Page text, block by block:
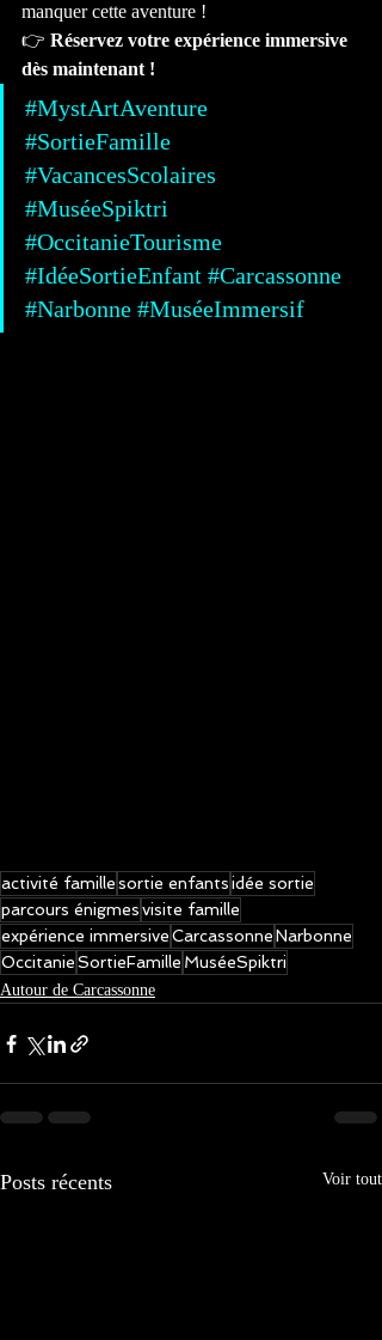
manquer cette aventure !
👉 Réservez votre expérience immersive
dès maintenant !
#MystArtAventure
#SortieFamille
#VacancesScolaires
#MuséeSpiktri
#OccitanieTourisme
#IdéeSortieEnfant #Carcassonne
#Narbonne #MuséeImmersif
activité famillesortie enfantsidée sortie
parcours énigmesvisite famille
expérience immersiveCarcassonneNarbonne
OccitanieSortieFamille MuséeSpiktri
Autour de Carcassonne
Posts récents Voir tout